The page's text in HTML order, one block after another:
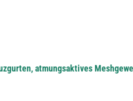
atmungsaktives